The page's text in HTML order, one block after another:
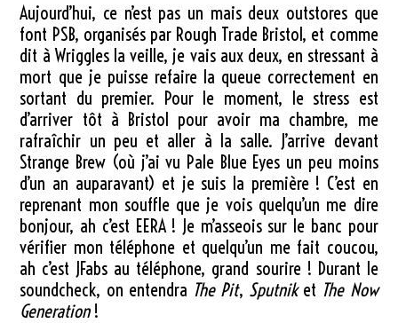
Aujourd’hui, ce n’est pas un mais deux outstores que
font PSB, organisés par Rough Trade Bristol, et comme
dit à Wriggles la veille, je vais aux deux, en stressant à
mort que je puisse refaire la queue correctement en
sortant du premier. Pour le moment, le stress est
d’arriver tôt à Bristol pour avoir ma chambre, me
rafraîchir un peu et aller à la salle. J’arrive devant
Strange Brew (où j’ai vu Pale Blue Eyes un peu moins
d’un an auparavant) et je suis la première ! C’est en
reprenant mon souffle que je vois quelqu’un me dire
bonjour, ah c’est EERA ! Je m’asseois sur le banc pour
vérifier mon téléphone et quelqu’un me fait coucou,
ah c’est JFabs au téléphone, grand sourire ! Durant le
soundcheck, on entendra The Pit, Sputniket The Now
Generation!